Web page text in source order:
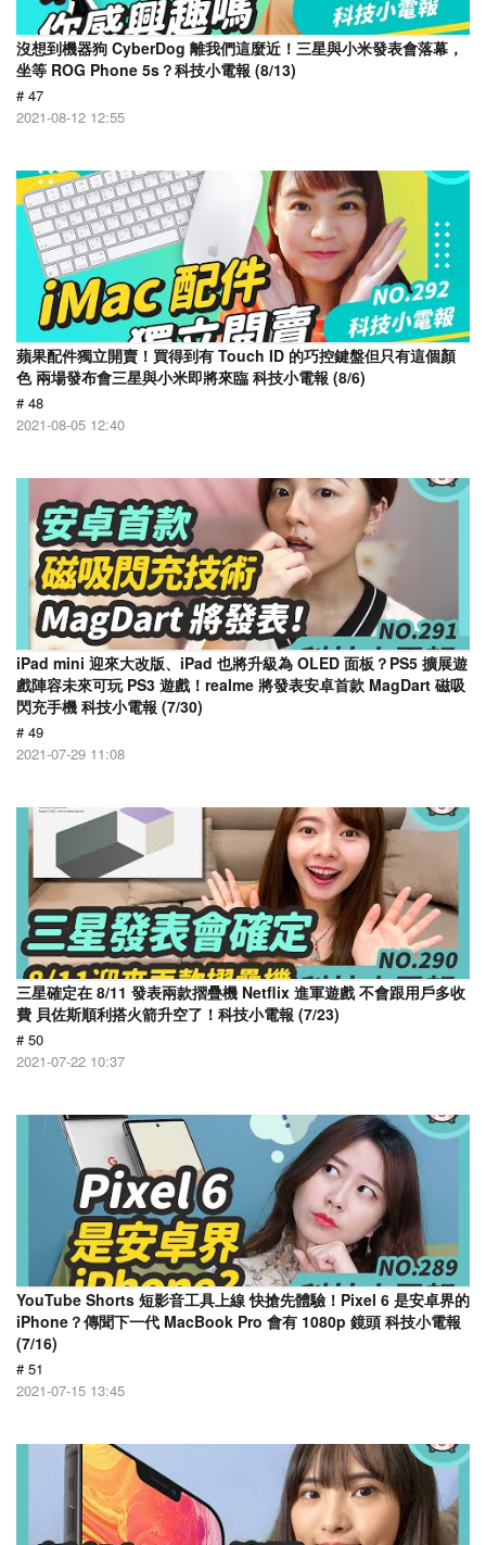
沒想到機器狗 CyberDog 離我們這麼近！三星與小米發表會落幕，
坐等 ROG Phone 5s？科技小電報 (8/13)
# 47
2021-08-12 12:55
蘋果配件獨立開賣！買得到有 Touch ID 的巧控鍵盤但只有這個顏
色 兩場發布會三星與小米即將來臨 科技小電報 (8/6)
# 48
2021-08-05 12:40
iPad mini 迎來大改版、iPad 也將升級為 OLED 面板？PS5 擴展遊
戲陣容未來可玩 PS3 遊戲！realme 將發表安卓首款 MagDart 磁吸
閃充手機 科技小電報 (7/30)
# 49
2021-07-29 11:08
三星確定在 8/11 發表兩款摺疊機 Netflix 進軍遊戲 不會跟用戶多收
費 貝佐斯順利搭火箭升空了！科技小電報 (7/23)
# 50
2021-07-22 10:37
YouTube Shorts 短影音工具上線 快搶先體驗！Pixel 6 是安卓界的
iPhone？傳聞下一代 MacBook Pro 會有 1080p 鏡頭 科技小電報
(7/16)
# 51
2021-07-15 13:45